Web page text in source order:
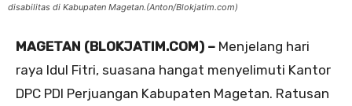
disabilitas di Kabupaten Magetan.(Anton/Blokjatim.com)
MAGETAN (BLOKJATIM.COM) – Menjelang hari
raya Idul Fitri, suasana hangat menyelimuti Kantor
DPC PDI Perjuangan Kabupaten Magetan. Ratusan